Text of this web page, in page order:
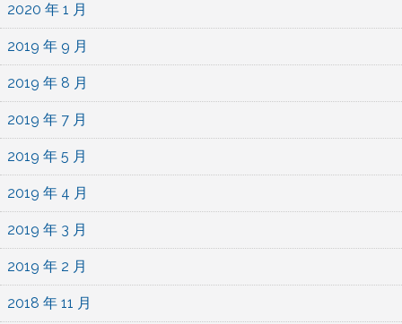
2020 年 1 月
2019 年 9 月
2019 年 8 月
2019 年 7 月
2019 年 5 月
2019 年 4 月
2019 年 3 月
2019 年 2 月
2018 年 11 月